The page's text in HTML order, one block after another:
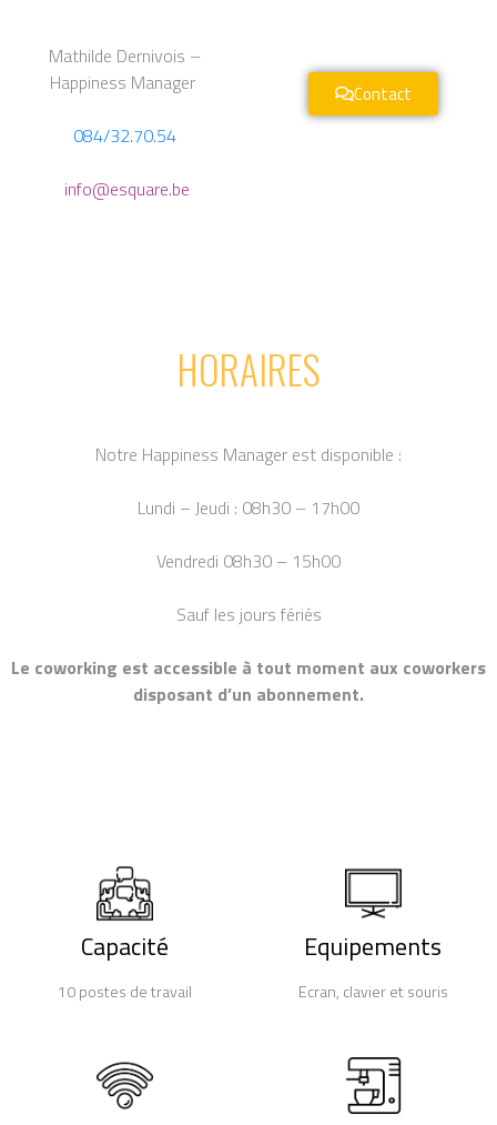
Mathilde Dernivois –
Happiness Manager
084/32.70.54
info@esquare.be
Contact
HORAIRES
Notre Happiness Manager est disponible :
Lundi – Jeudi : 08h30 – 17h00
Vendredi 08h30 – 15h00
Sauf les jours fériés
Le coworking est accessible à tout moment aux coworkers
disposant d’un abonnement.
Capacité
10 postes de travail
Equipements
Ecran, clavier et souris